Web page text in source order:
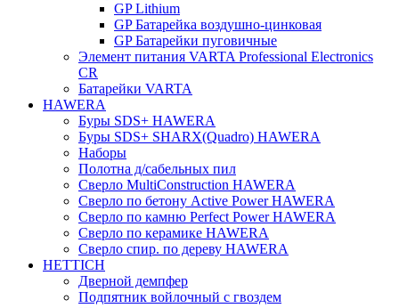
GP Lithium
GP Батарейка воздушно-цинковая
GP Батарейки пуговичные
Элемент питания VARTA Professional Electronics
CR
Батарейки VARTA
HAWERA
Буры SDS+ HAWERA
Буры SDS+ SHARX(Quadro) HAWERA
Наборы
Полотна д/сабельных пил
Сверло MultiConstruction HAWERA
Сверло по бетону Active Power HAWERA
Сверло по камню Perfect Power HAWERA
Сверло по керамике HAWERA
Сверло спир. по дереву HAWERA
HETTICH
Дверной демпфер
Подпятник войлочный с гвоздем